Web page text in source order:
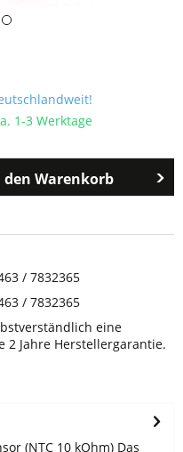
1-3 Werktage
den Warenkorb
/ 7832365
/ 7832365
eine
2 Jahre Herstellergarantie.
(NTC 10 kOhm) Das